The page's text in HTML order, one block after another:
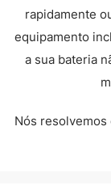
rapidamente
equipamento
a sua bateria
Nós